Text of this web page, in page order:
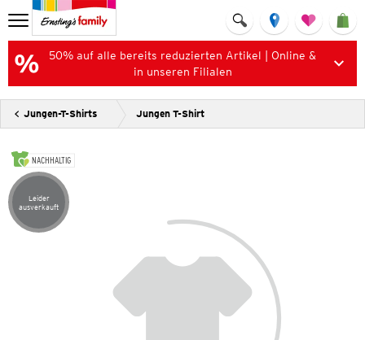
50% auf alle bereits reduzierten Artikel | Online &
in unseren Filialen
Jungen-T-Shirts Jungen T-Shirt
NACHHALTIG
Artikel leider ausverkauft
Leider
ausverkauft